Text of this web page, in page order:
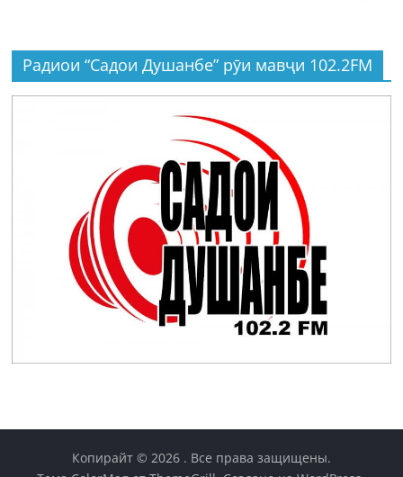
Радиои “Садои Душанбе” рӯи мавҷи 102.2FM
Копирайт © 2026 . Все права защищены.